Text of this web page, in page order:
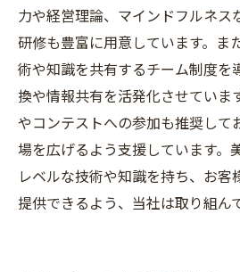
力や経営理論、マインドフルネス
研修も豊富に用意しています。ま
術や知識を共有するチーム制度を
換や情報共有を活発化させていま
やコンテストへの参加も推奨して
場を広げるよう支援しています。
レベルな技術や知識を持ち、お客
提供できるよう、当社は取り組ん